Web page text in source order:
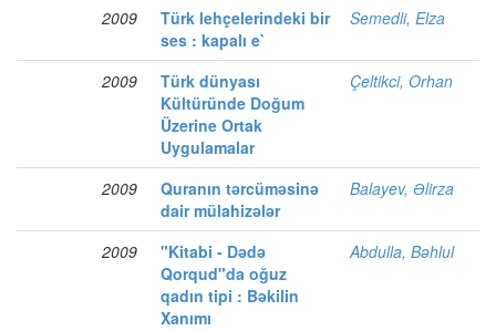
2009
Türk lehçelerindeki bir
ses : kapalı e`
Semedli, Elza
2009
Türk dünyası
Kültüründe Doğum
Üzerine Ortak
Uygulamalar
Çeltikci, Orhan
2009
Quranın tərcüməsinə
dair mülahizələr
Balayev, Əlirza
2009
"Kitabi - Dədə
Qorqud"da oğuz
qadın tipi : Bəkilin
Xanımı
Abdulla, Bəhlul